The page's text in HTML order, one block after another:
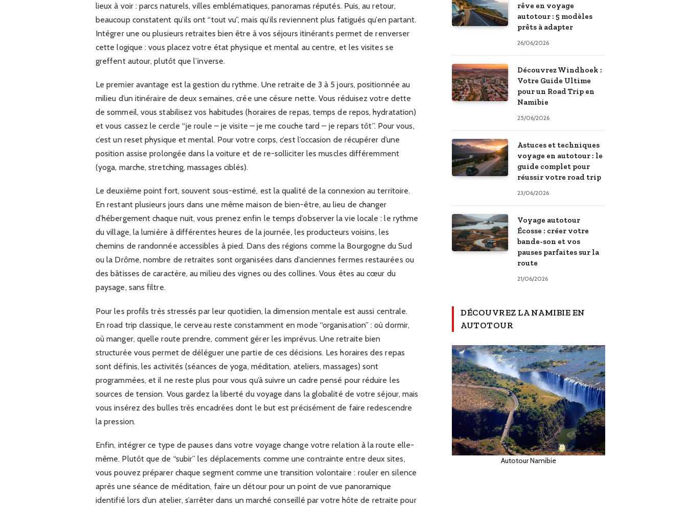
lieux à voir : parcs naturels, villes emblématiques, panoramas réputés. Puis, au retour,
beaucoup constatent qu’ils ont “tout vu”, mais qu’ils reviennent plus fatigués qu’en partant.
Intégrer une ou plusieurs retraites bien être à vos séjours itinérants permet de renverser
cette logique : vous placez votre état physique et mental au centre, et les visites se
greffent autour, plutôt que l’inverse.
Le premier avantage est la gestion du rythme. Une retraite de 3 à 5 jours, positionnée au
milieu d’un itinéraire de deux semaines, crée une césure nette. Vous réduisez votre dette
de sommeil, vous stabilisez vos habitudes (horaires de repas, temps de repos, hydratation)
et vous cassez le cercle “je roule – je visite – je me couche tard – je repars tôt”. Pour vous,
c’est un reset physique et mental. Pour votre corps, c’est l’occasion de récupérer d’une
position assise prolongée dans la voiture et de re-solliciter les muscles différemment
(yoga, marche, stretching, massages ciblés).
Le deuxième point fort, souvent sous-estimé, est la qualité de la connexion au territoire.
En restant plusieurs jours dans une même maison de bien-être, au lieu de changer
d’hébergement chaque nuit, vous prenez enfin le temps d’observer la vie locale : le rythme
du village, la lumière à différentes heures de la journée, les producteurs voisins, les
chemins de randonnée accessibles à pied. Dans des régions comme la Bourgogne du Sud
ou la Drôme, nombre de retraites sont organisées dans d’anciennes fermes restaurées ou
des bâtisses de caractère, au milieu des vignes ou des collines. Vous êtes au cœur du
paysage, sans filtre.
Pour les profils très stressés par leur quotidien, la dimension mentale est aussi centrale.
En road trip classique, le cerveau reste constamment en mode “organisation” : où dormir,
où manger, quelle route prendre, comment gérer les imprévus. Une retraite bien
structurée vous permet de déléguer une partie de ces décisions. Les horaires des repas
sont définis, les activités (séances de yoga, méditation, ateliers, massages) sont
programmées, et il ne reste plus pour vous qu’à suivre un cadre pensé pour réduire les
sources de tension. Vous gardez la liberté du voyage dans la globalité de votre séjour, mais
vous insérez des bulles très encadrées dont le but est précisément de faire redescendre
la pression.
Enfin, intégrer ce type de pauses dans votre voyage change votre relation à la route elle-
même. Plutôt que de “subir” les déplacements comme une contrainte entre deux sites,
vous pouvez préparer chaque segment comme une transition volontaire : rouler en silence
après une séance de méditation, faire un détour pour un point de vue panoramique
identifié lors d’un atelier, s’arrêter dans un marché conseillé par votre hôte de retraite pour
rêve en voyage
autotour : 5 modèles
prêts à adapter
26/06/2026
Découvrez Windhoek :
Votre Guide Ultime
pour un Road Trip en
Namibie
25/06/2026
Astuces et techniques
voyage en autotour : le
guide complet pour
réussir votre road trip
23/06/2026
Voyage autotour
Écosse : créer votre
bande-son et vos
pauses parfaites sur la
route
21/06/2026
DÉCOUVREZ LA NAMIBIE EN
AUTOTOUR
Autotour Namibie